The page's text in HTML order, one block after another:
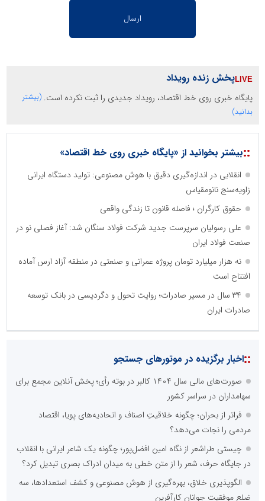
پخش زنده رویداد
پایگاه خبری روی خط اقتصاد، رویداد جدیدی را ثبت نکرده است. (بیشتر
بدانید)
::بیشتر بخوانید از «پایگاه خبری روی خط اقتصاد»
انقلابی در اندازه‌گیری دقیق با هوش مصنوعی: تولید دستگاه ایرانی
زاویه‌سنج نانومقیاس
حقوق کارگران ؛ فاصله قانون تا زندگی واقعی
علی رسولیان سرپرست جدید شرکت فولاد سنگان شد: آغاز فصلی نو در
صنعت فولاد ایران
نه هزار میلیارد تومان پروژه عمرانی و صنعتی در منطقه آزاد ارس آماده
افتتاح است
۳۴ سال در مسیر صادرات؛ روایت تحول و دگردیسی در بانک توسعه
صادرات ایران
::اخبار برگزیده در موتورهای جستجو
صورت‌های مالی سال ۱۴۰۴ کالبر در بوته رأی؛ پخش آنلاین مجمع برای
سهامداران در سراسر کشور
فراتر از بحران؛ چگونه خلاقیتِ اصناف و اتحادیه‌های پویا، اقتصاد
مردمی را نجات می‌دهد؟
چیستی طراشعر از نگاه امین افضل‌پور؛ چگونه یک شاعر ایرانی با انقلاب
در جایگاه حرف، شعر را از متن خطی به میدان ادراک بصری تبدیل کرد؟
الگوپذیری خلاق، بهره‌گیری از هوش مصنوعی و کشف استعدادها، سه
ضلع موفقیت جوانان کارآفرین